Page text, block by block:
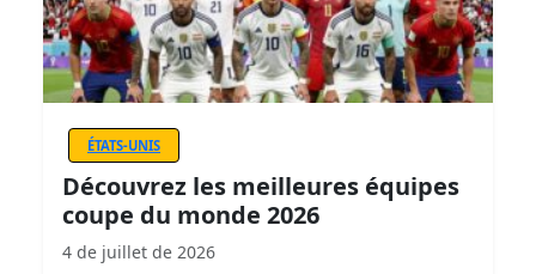
ÉTATS-UNIS
Découvrez les meilleures équipes
coupe du monde 2026
4 de juillet de 2026